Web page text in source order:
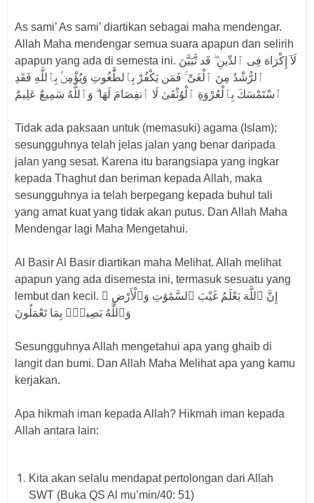
As sami’ As sami’ diartikan sebagai maha mendengar.
Allah Maha mendengar semua suara apapun dan selirih
apapun yang ada di semesta ini. لَآ إِكْرَاهَ فِى ٱلدِّينِ ۖ قَد تَّبَيَّنَ
ٱلرُّشْدُ مِنَ ٱلْغَىِّ ۚ فَمَن يَكْفُرْ بِٱلطَّٰغُوتِ وَيُؤْمِنۢ بِٱللَّهِ فَقَدِ
Tidak ada paksaan untuk (memasuki) agama (Islam);
sesungguhnya telah jelas jalan yang benar daripada
jalan yang sesat. Karena itu barangsiapa yang ingkar
kepada Thaghut dan beriman kepada Allah, maka
sesungguhnya ia telah berpegang kepada buhul tali
yang amat kuat yang tidak akan putus. Dan Allah Maha
Mendengar lagi Maha Mengetahui.
Al Basir Al Basir diartikan maha Melihat. Allah melihat
apapun yang ada disemesta ini, termasuk sesuatu yang
lembut dan kecil. إِنَّ ٱللَّهَ يَعْلَمُ غَيْبَ ٱلسَّمَٰوَٰتِ وَٱلْأَرْضِ ۚ
Sesungguhnya Allah mengetahui apa yang ghaib di
langit dan bumi. Dan Allah Maha Melihat apa yang kamu
kerjakan.
Apa hikmah iman kepada Allah? Hikmah iman kepada
Allah antara lain:
Kita akan selalu mendapat pertolongan dari Allah
SWT (Buka QS Al mu’min/40: 51)